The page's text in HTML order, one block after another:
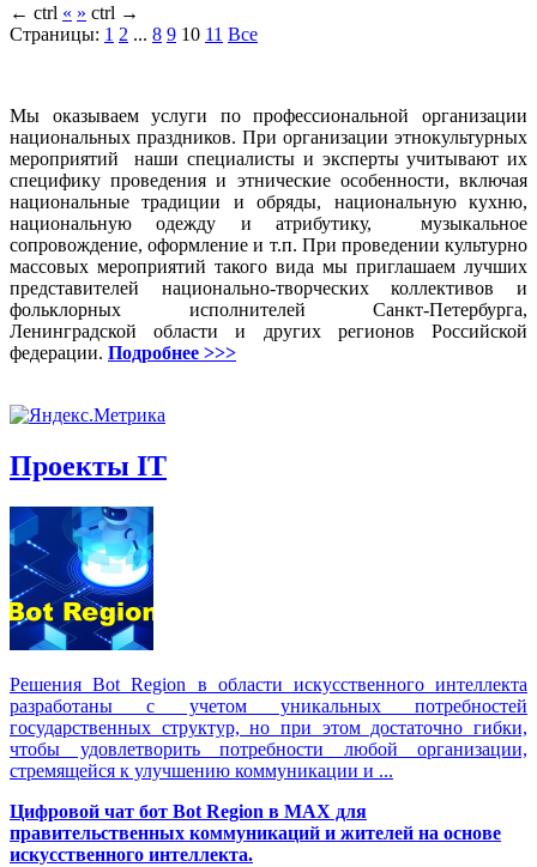
← ctrl « » ctrl →
Страницы: 1 2 ... 8 9 10 11 Все
Мы оказываем услуги по профессиональной организации
национальных праздников. При организации этнокультурных
мероприятий наши специалисты и эксперты учитывают их
специфику проведения и этнические особенности, включая
национальные традиции и обряды, национальную кухню,
национальную одежду и атрибутику, музыкальное
сопровождение, оформление и т.п. При проведении культурно
массовых мероприятий такого вида мы приглашаем лучших
представителей национально-творческих коллективов и
фольклорных исполнителей Санкт-Петербурга,
Ленинградской области и других регионов Российской
федерации. Подробнее >>>
Проекты IT
Решения Вot Region в области искусственного интеллекта
разработаны с учетом уникальных потребностей
государственных структур, но при этом достаточно гибки,
чтобы удовлетворить потребности любой организации,
стремящейся к улучшению коммуникации и ...
Цифровой чат бот Вot Region в MAX для
правительственных коммуникаций и жителей на основе
искусственного интеллекта.